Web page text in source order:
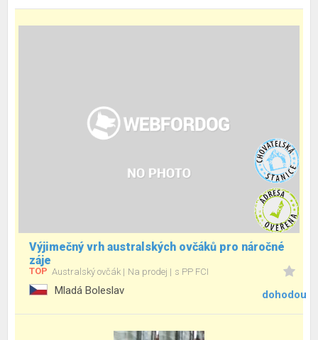
Výjimečný vrh australských ovčáků pro náročné
záje
TOP Australský ovčák Na prodej s PP FCI
Mladá Boleslav dohodou